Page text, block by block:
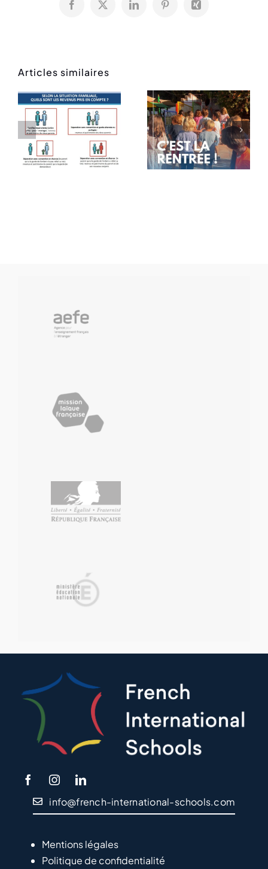
Facebook
X LinkedInPinterestXing
Articles similaires
Rentrée
des
classes
Message
de rentrée
info@french-international-schools.com
Mentions légales
Politique de confidentialité